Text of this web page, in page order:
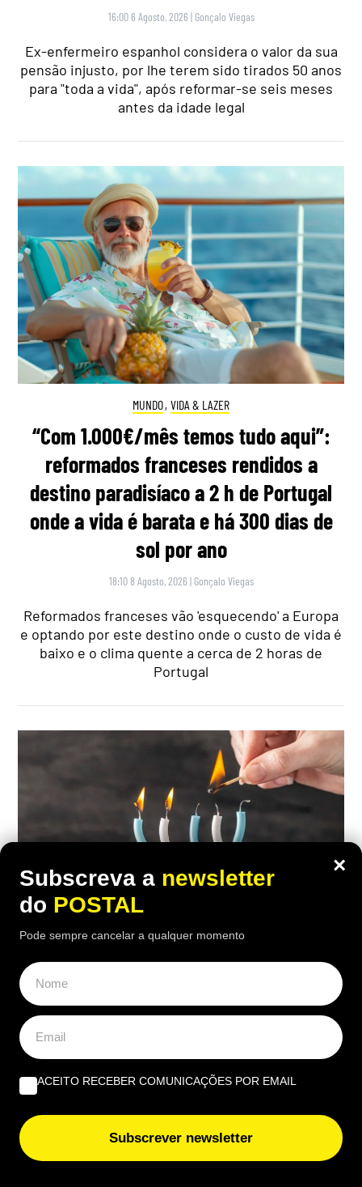
16:00 6 Agosto, 2026 | Gonçalo Viegas
Ex-enfermeiro espanhol considera o valor da sua
pensão injusto, por lhe terem sido tirados 50 anos
para "toda a vida", após reformar-se seis meses
antes da idade legal
MUNDO, VIDA & LAZER
“Com 1.000€/mês temos tudo aqui”:
reformados franceses rendidos a
destino paradisíaco a 2 h de Portugal
onde a vida é barata e há 300 dias de
sol por ano
18:10 8 Agosto, 2026 | Gonçalo Viegas
Reformados franceses vão 'esquecendo' a Europa
e optando por este destino onde o custo de vida é
baixo e o clima quente a cerca de 2 horas de
Portugal
“Transmitiu os valores de família”:
portuguesa celebra 105 anos junto dos
seus quase 50 descendentes e até já é
trisavó
07:55 10 Agosto, 2026|Miguel Frazão
Maria Eugénia Fortunato fez 105 anos na Guarda e
×
Subscreva a newsletter
do POSTAL
Pode sempre cancelar a qualquer momento
ACEITO RECEBER COMUNICAÇÕES POR EMAIL
Subscrever newsletter